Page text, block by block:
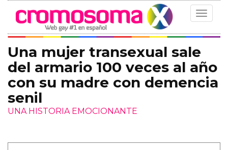
Toggle
Una mujer transexual sale
del armario 100 veces al año
con su madre con demencia
senil
UNA HISTORIA EMOCIONANTE